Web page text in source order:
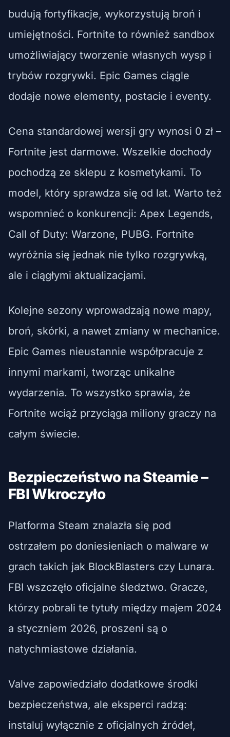
budują fortyfikacje, wykorzystują broń i
umiejętności. Fortnite to również sandbox
umożliwiający tworzenie własnych wysp i
trybów rozgrywki. Epic Games ciągle
dodaje nowe elementy, postacie i eventy.
Cena standardowej wersji gry wynosi 0 zł –
Fortnite jest darmowe. Wszelkie dochody
pochodzą ze sklepu z kosmetykami. To
model, który sprawdza się od lat. Warto też
wspomnieć o konkurencji: Apex Legends,
Call of Duty: Warzone, PUBG. Fortnite
wyróżnia się jednak nie tylko rozgrywką,
ale i ciągłymi aktualizacjami.
Kolejne sezony wprowadzają nowe mapy,
broń, skórki, a nawet zmiany w mechanice.
Epic Games nieustannie współpracuje z
innymi markami, tworząc unikalne
wydarzenia. To wszystko sprawia, że
Fortnite wciąż przyciąga miliony graczy na
całym świecie.
Bezpieczeństwo na Steamie –
FBI Wkroczyło
Platforma Steam znalazła się pod
ostrzałem po doniesieniach o malware w
grach takich jak BlockBlasters czy Lunara.
FBI wszczęło oficjalne śledztwo. Gracze,
którzy pobrali te tytuły między majem 2024
a styczniem 2026, proszeni są o
natychmiastowe działania.
Valve zapowiedziało dodatkowe środki
bezpieczeństwa, ale eksperci radzą:
instaluj wyłącznie z oficjalnych źródeł,